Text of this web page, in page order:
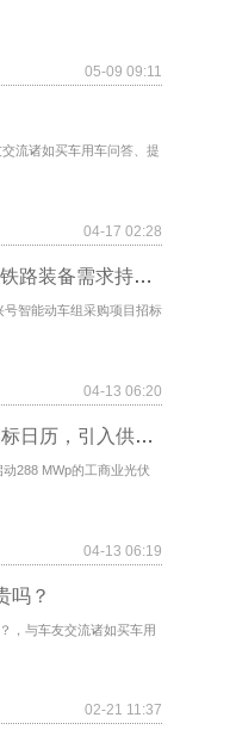
05-09 09:11
流诸如买车用车问答、提
04-17 02:28
2025年第二批复兴号动车组招标超预期 铁路装备需求持续释放
智能动车组采购项目招标
04-13 06:20
【SMM光伏快讯】法国公布2026光伏招标日历，引入供应链多元化标准
288 MWp的工商业光伏
04-13 06:19
吗？
，与车友交流诸如买车用
02-21 11:37